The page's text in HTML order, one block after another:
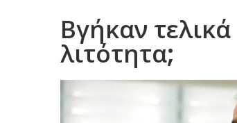
Βγήκαν
λιτότητα;